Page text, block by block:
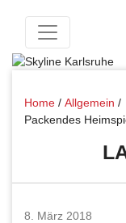
Home / Allgemein /
Packendes
8. März 2018